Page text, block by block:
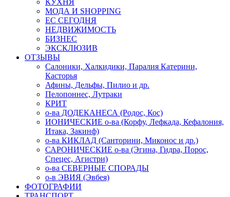
КУХНЯ
МОДА И SHOPPING
ЕС СЕГОДНЯ
НЕДВИЖИМОСТЬ
БИЗНЕС
ЭКСКЛЮЗИВ
ОТЗЫВЫ
Салоники, Халкидики, Паралия Катерини,
Касторья
Афины, Дельфы, Пилио и др.
Пелопоннес, Лутраки
КРИТ
о-ва ДОДЕКАНЕСА (Родос, Кос)
ИОНИЧЕСКИЕ о-ва (Корфу, Лефкада, Кефалония,
Итака, Закинф)
о-ва КИКЛАД (Санторини, Миконос и др.)
САРОНИЧЕСКИЕ о-ва (Эгина, Гидра, Порос,
Спецес, Агистри)
о-ва СЕВЕРНЫЕ СПОРАДЫ
о-в ЭВИЯ (Эвбея)
ФОТОГРАФИИ